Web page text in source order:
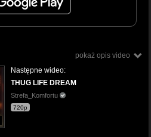
pokaż opis video
Następne wideo:
THUG LIFE DREAM
Strefa_Komfortu
720p